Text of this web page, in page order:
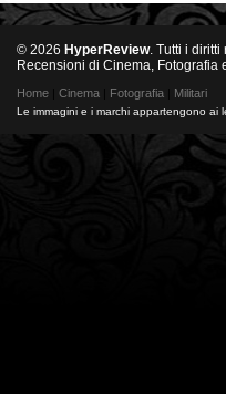
© 2026 HyperReview. Tutti i diritti
Recensioni di Cinema, Fotografia
Home Cinema Fotografia Militari
Le immagini e i marchi appartengono ai